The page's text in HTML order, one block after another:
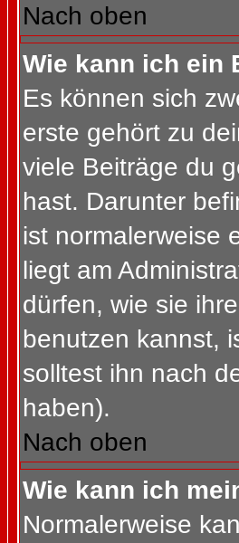
Nach oben
Wie kann ich ein
Es können sich
erste gehört zu
viele Beiträge du
hast. Darunter
ist normalerweise
liegt am
dürfen, wie sie
benutzen kannst,
solltest ihn nach
haben).
Nach oben
Wie kann ich
Normalerweise